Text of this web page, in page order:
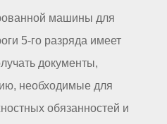
машины для
5-го разряда имеет
документы,
необходимые для
обязанностей и